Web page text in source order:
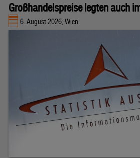
Großhandelspreise legten auch
6. August 2026, Wien